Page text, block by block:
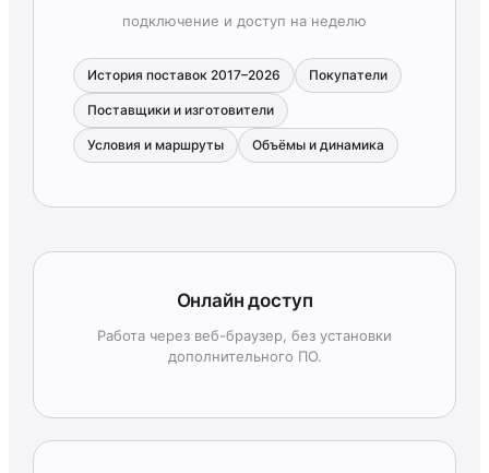
подключение и доступ на неделю
История поставок 2017–2026 Покупатели
Поставщики и изготовители
Условия и маршруты Объёмы и динамика
Онлайн доступ
Работа через веб-браузер, без установки
дополнительного ПО.